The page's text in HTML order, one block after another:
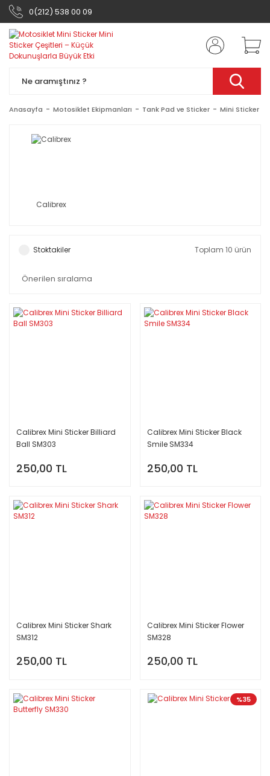
0(212) 538 00 09
Anasayfa Motosiklet Ekipmanları Tank Pad ve Sticker Mini Sticker
Calibrex
Stoktakiler Toplam 10 ürün
Calibrex Mini Sticker Billiard
Ball SM303
250,00 TL
Calibrex Mini Sticker Black
Smile SM334
250,00 TL
Calibrex Mini Sticker Shark
SM312
250,00 TL
Calibrex Mini Sticker Flower
SM328
250,00 TL
%35